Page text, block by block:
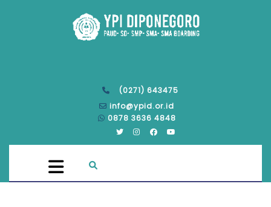
(0271) 643475
info@ypid.or.id
0878 3636 4848